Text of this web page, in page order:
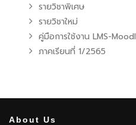
รายวิชาพิเศษ
รายวิชาใหม่
คู่มือการใช้งาน LMS-
ภาคเรียนที่ 1/2565
About Us